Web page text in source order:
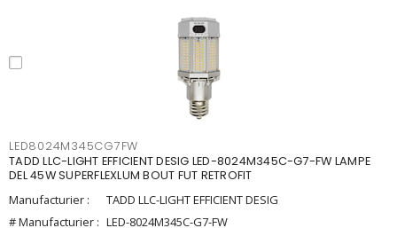
LED8024M345CG7FW
TADD LLC-LIGHT EFFICIENT DESIG LED-8024M345C-G7-FW LAMPE
DEL 45W SUPERFLEXLUM BOUT FUT RETROFIT
Manufacturier :
TADD LLC-LIGHT EFFICIENT DESIG
# Manufacturier : LED-8024M345C-G7-FW